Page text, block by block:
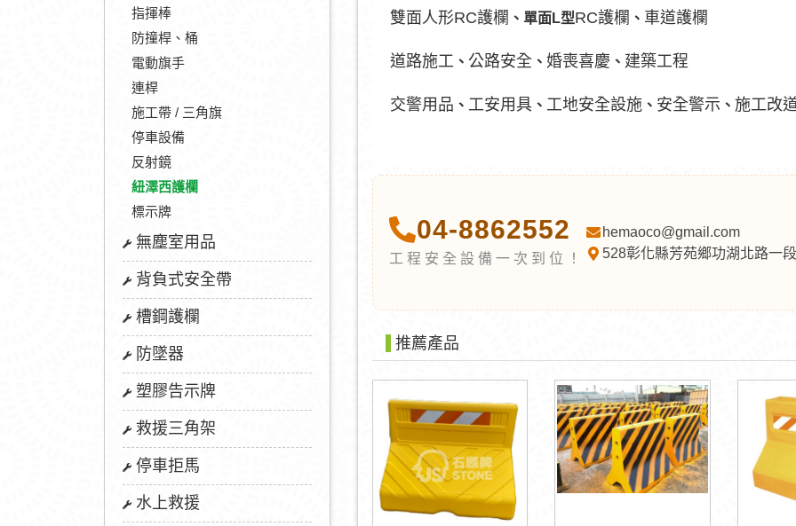
指揮棒
防撞桿、桶
電動旗手
連桿
施工帶 / 三角旗
停車設備
反射鏡
紐澤西護欄
標示牌
無塵室用品
背負式安全帶
槽鋼護欄
防墜器
塑膠告示牌
救援三角架
停車拒馬
水上救援
雙面人形RC護欄 、單面L型RC護欄 、 車道護欄
道路施工 、 公路安全 、 婚喪喜慶 、 建築工程
交警用品 、 工安用具 、 工地安全設施 、 安全警示 、 施工改
04-8862552
工程安全設備一次到位！
hemaoco@gmail.com
528彰化縣芳苑鄉功湖北路一
推薦產品